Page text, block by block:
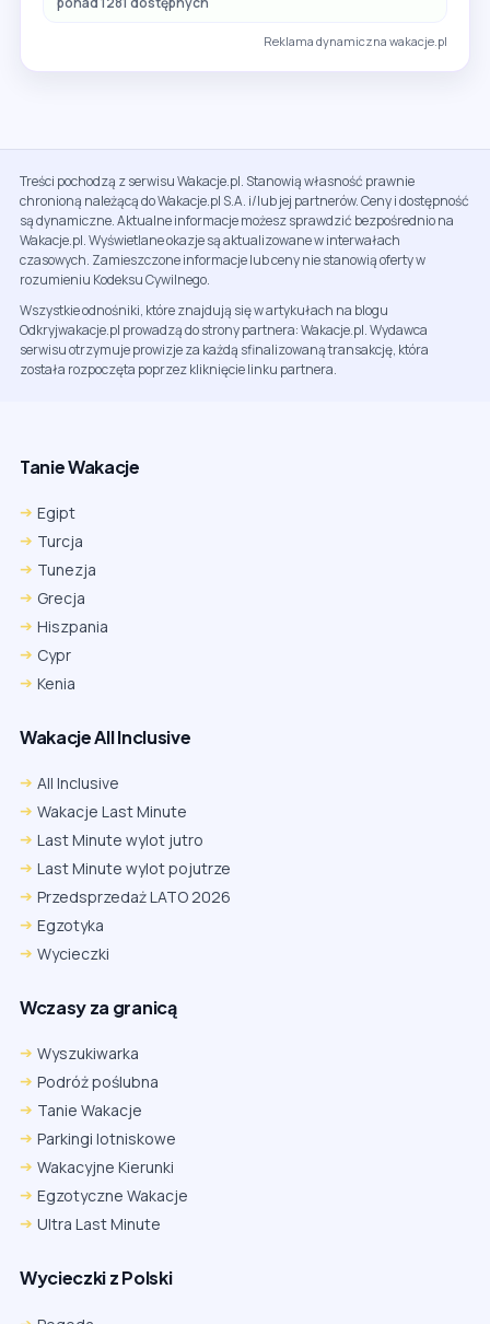
Reklama dynamiczna wakacje.pl
Treści pochodzą z serwisu Wakacje.pl. Stanowią własność prawnie
chronioną należącą do Wakacje.pl S.A. i/lub jej partnerów. Ceny i dostępność
są dynamiczne. Aktualne informacje możesz sprawdzić bezpośrednio na
Wakacje.pl. Wyświetlane okazje są aktualizowane w interwałach
czasowych. Zamieszczone informacje lub ceny nie stanowią oferty w
rozumieniu Kodeksu Cywilnego.
Wszystkie odnośniki, które znajdują się w artykułach na blogu
Odkryjwakacje.pl prowadzą do strony partnera: Wakacje.pl. Wydawca
serwisu otrzymuje prowizje za każdą sfinalizowaną transakcję, która
została rozpoczęta poprzez kliknięcie linku partnera.
Tanie Wakacje
Egipt
Turcja
Tunezja
Grecja
Hiszpania
Cypr
Kenia
Wakacje All Inclusive
All Inclusive
Wakacje Last Minute
Last Minute wylot jutro
Last Minute wylot pojutrze
Przedsprzedaż LATO 2026
Egzotyka
Wycieczki
Wczasy za granicą
Wyszukiwarka
Podróż poślubna
Tanie Wakacje
Parkingi lotniskowe
Wakacyjne Kierunki
Egzotyczne Wakacje
Ultra Last Minute
Wycieczki z Polski